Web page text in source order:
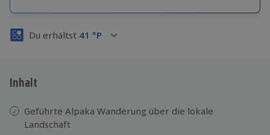
Volle Flexibilität
3 Jahre gültig & verlängerbar.
Du erhältst 41 °P
Inhalt
Geführte Alpaka Wanderung über die lokale
Landschaft